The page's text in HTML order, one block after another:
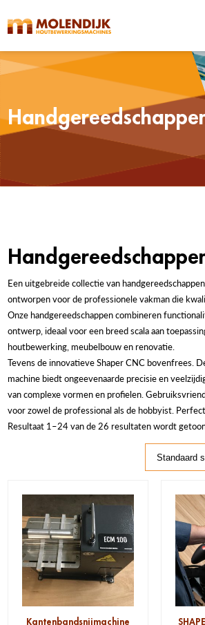
Een uitgebreide collectie van
ontworpen voor de professionele vakman die
Onze handgereedschappen combineren
ontwerp, ideaal voor een breed scala aan
houtbewerking, meubelbouw en renovatie.
Tevens de innovatieve Shaper CNC bovenfrees.
machine biedt ongeevenaarde precisie en
van complexe vormen en profielen.
voor zowel de professional als de hobbyist.
Resultaat 1–24 van de 26 resultaten wordt
Kantenbandsnijmachine